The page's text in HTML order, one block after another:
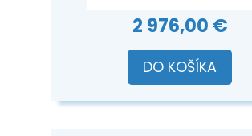
2 976,00 €
DO KOŠÍKA